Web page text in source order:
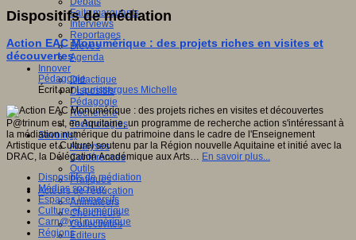
Faits marquants
Interviews
Reportages
Brèves
Agenda
Innover
Didactique
Dispositifs
Pédagogie
Recherche
Technologies
Savoir(s)
Analyses
Conférences
Outils
Pratiques
Acteurs de l'éducation
Animateurs
Chercheurs
Collectivités
Editeurs
Dispositifs de médiation
Action EAC Monumérique : des projets riches en visites et
découvertes
Pédagogie
Écrit parLaurissergues Michelle
P@trinum est, en Aquitaine, un programme de recherche action s'intéressant à
la médiation numérique du patrimoine dans le cadre de l'Enseignement
Artistique et Culturel soutenu par la Région nouvelle Aquitaine et initié avec la
DRAC, la Délégation Académique aux Arts… En savoir plus...
Dispositifs de médiation
Médias sociaux
Espaces immersifs
Culture et numérique
Carn@val numérique
Régions